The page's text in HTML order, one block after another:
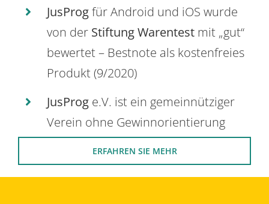
JusProgfür Android und iOS wurde
von der Stiftung Warentest mit „gut“
bewertet – Bestnote als kostenfreies
Produkt (9/2020)
JusProg e.V. ist ein gemeinnütziger
Verein ohne Gewinnorientierung
ERFAHREN SIE MEHR